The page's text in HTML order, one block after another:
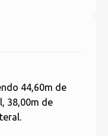
44,60m de
38,00m de